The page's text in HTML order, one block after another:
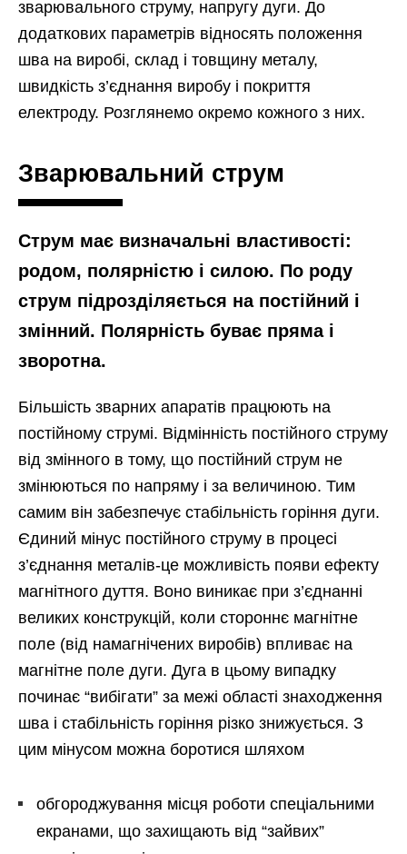
зварювального струму, напругу дуги. До
додаткових параметрів відносять положення
шва на виробі, склад і товщину металу,
швидкість з’єднання виробу і покриття
електроду. Розглянемо окремо кожного з них.
Зварювальний струм
Струм має визначальні властивості:
родом, полярністю і силою. По роду
струм підрозділяється на постійний і
змінний. Полярність буває пряма і
зворотна.
Більшість зварних апаратів працюють на
постійному струмі. Відмінність постійного струму
від змінного в тому, що постійний струм не
змінюються по напряму і за величиною. Тим
самим він забезпечує стабільність горіння дуги.
Єдиний мінус постійного струму в процесі
з’єднання металів-це можливість появи ефекту
магнітного дуття. Воно виникає при з’єднанні
великих конструкцій, коли стороннє магнітне
поле (від намагнічених виробів) впливає на
магнітне поле дуги. Дуга в цьому випадку
починає “вибігати” за межі області знаходження
шва і стабільність горіння різко знижується. З
цим мінусом можна боротися шляхом
обгороджування місця роботи спеціальними
екранами, що захищають від “зайвих”